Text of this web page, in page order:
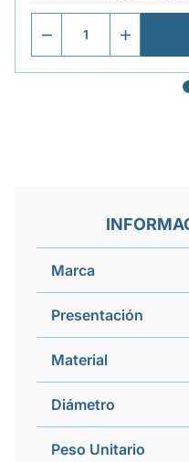
Marca
Presentación
Material
Diámetro
Peso Unitario